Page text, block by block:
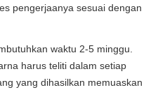
pengerjaanya sesuai dengan
waktu 2-5 minggu.
harus teliti dalam setiap
yang dihasilkan memuaskan